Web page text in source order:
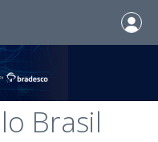
Brasil